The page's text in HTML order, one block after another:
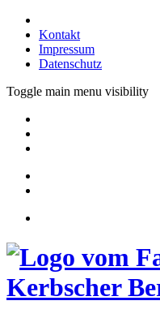
Kontakt
Impressum
Datenschutz
Toggle main menu visibility